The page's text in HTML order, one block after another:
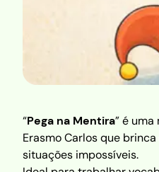
“Pega na Mentira” é
Erasmo Carlos que
situações impossíveis.